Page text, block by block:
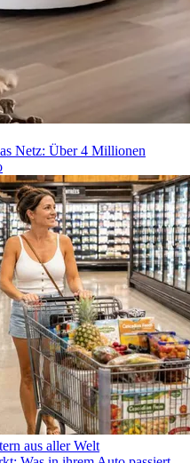
Netz: Über 4 Millionen
aus aller Welt